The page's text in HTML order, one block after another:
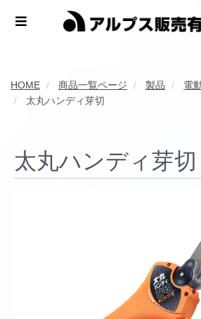
HOME 商品一覧ページ 製品
電
太丸ハンディ芽切
太丸ハンディ芽切